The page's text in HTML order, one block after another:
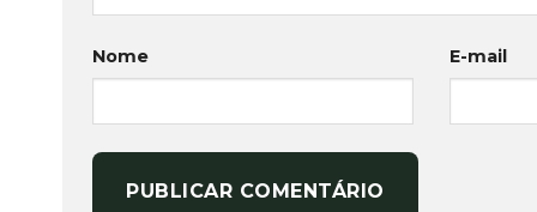
Nome E-mail